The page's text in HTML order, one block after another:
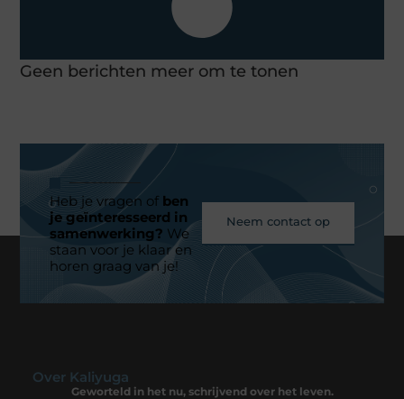
Geen berichten meer om te tonen
Heb je vragen ofben
je geïnteresseerd in
samenwerking? We
staan voor je klaar en
horen graag van je!
Neem contact op
Over Kaliyuga
Geworteld in het nu, schrijvend over het leven.